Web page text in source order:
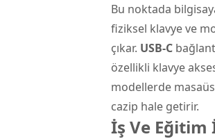
Bu noktada
fiziksel klavye ve
çıkar. USB-C
özellikli klavye
modellerde
cazip hale getirir.
İş Ve